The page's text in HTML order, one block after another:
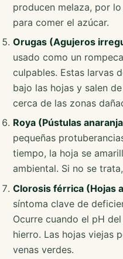
producen melaza, por
para comer el azúcar.
Orugas (Agujeros
usado como un
culpables. Estas larvas
bajo las hojas y salen
cerca de las zonas
Roya (Pústulas
pequeñas
tiempo, la hoja se
ambiental. Si no se
Clorosis férrica (Hojas
síntoma clave de
Ocurre cuando el pH
hierro. Las hojas viejas
venas verdes.